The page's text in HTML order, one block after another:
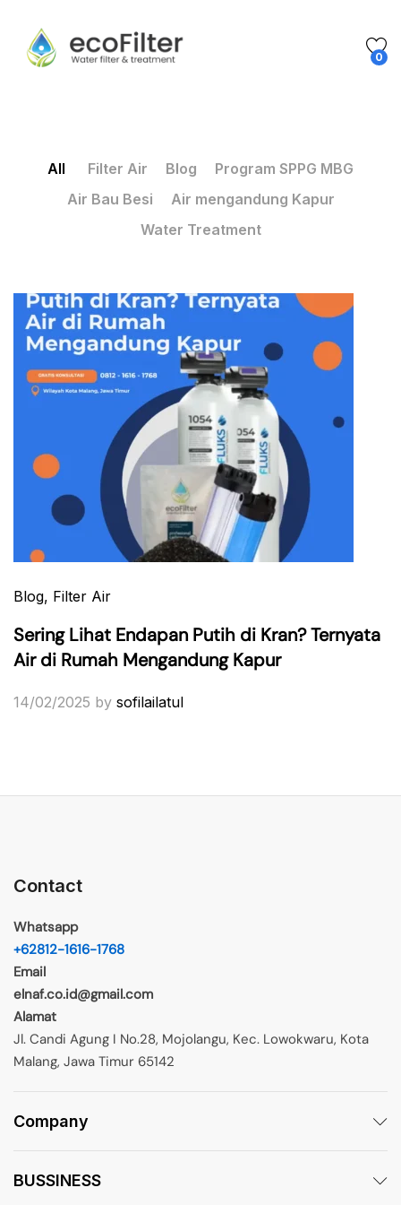
0
All Filter Air Blog
Program SPPG MBG
Air Bau Besi
Air mengandung Kapur
Water Treatment
Blog, Filter Air
Sering Lihat Endapan Putih di Kran? Ternyata
Air di Rumah Mengandung Kapur
14/02/2025 by sofilailatul
Contact
Whatsapp
+62812-1616-1768
Email
elnaf.co.id@gmail.com
Alamat
Jl. Candi Agung I No.28, Mojolangu, Kec. Lowokwaru, Kota
Malang, Jawa Timur 65142
Company
BUSSINESS